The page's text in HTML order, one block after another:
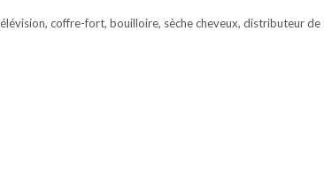
coffre-fort, bouilloire, sèche cheveux, distributeur